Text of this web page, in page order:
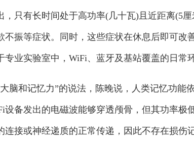
有长时间处于高功率(几十瓦)且近距离(5厘
不振等症状。同时，这些症状在休息后即可改
专业实验室中，WiFi、蓝牙及基站覆盖的日常
和记忆力”的说法，陈晚说，人类记忆功能
设备发出的电磁波能够穿透颅骨，但其功率极
连接或神经递质的正常传递，因此不存在损伤